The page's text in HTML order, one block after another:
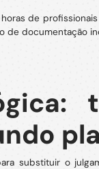
de
de documentação
substituir o